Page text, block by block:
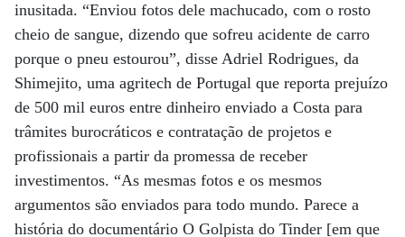
inusitada. “Enviou fotos dele machucado, com o rosto
cheio de sangue, dizendo que sofreu acidente de carro
porque o pneu estourou”, disse Adriel Rodrigues, da
Shimejito, uma agritech de Portugal que reporta prejuízo
de 500 mil euros entre dinheiro enviado a Costa para
trâmites burocráticos e contratação de projetos e
profissionais a partir da promessa de receber
investimentos. “As mesmas fotos e os mesmos
argumentos são enviados para todo mundo. Parece a
história do documentário O Golpista do Tinder [em que